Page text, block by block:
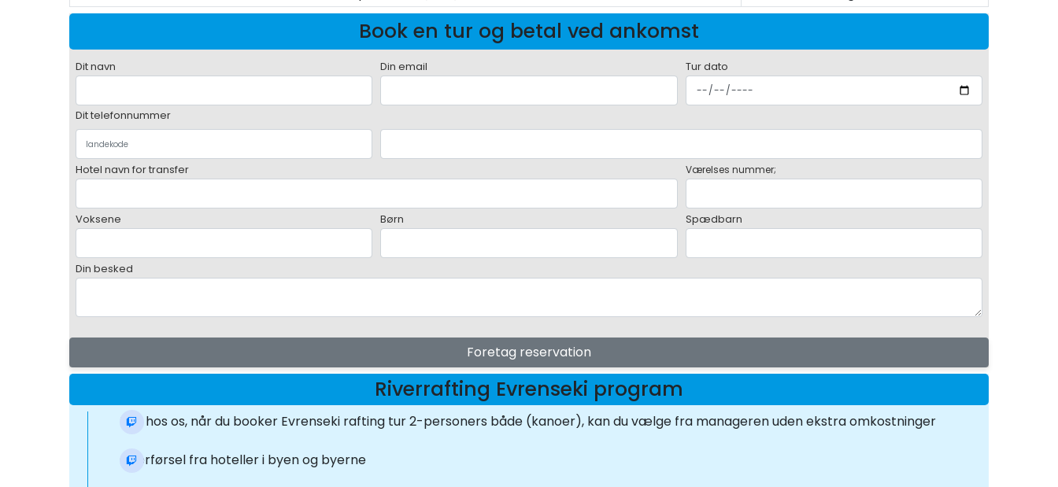
Book en tur og betal ved ankomst
Dit navn Din email Tur dato
Dit telefonnummer
Hotel navn for transfer Værelses nummer;
Voksene Børn Spædbarn
Din besked
Foretag reservation
Riverrafting Evrenseki program
Kun hos os, når du booker Evrenseki rafting tur 2-personers både (kanoer), kan du vælge fra manageren uden ekstra omkostninger
Overførsel fra hoteller i byen og byerne